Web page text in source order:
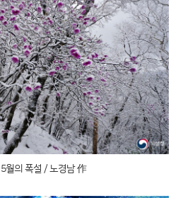
5월의 폭설 / 노경남 作